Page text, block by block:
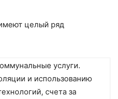
целый ряд
услуги.
и использованию
счета за